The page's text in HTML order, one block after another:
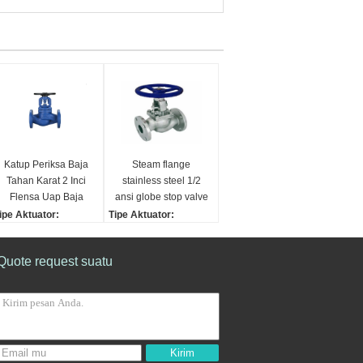
Katup Periksa Baja
Tahan Karat 2 Inci
Flensa Uap Baja
Tahan Karat 1/2 Ansi
Aktuator:
Terbelah
Bahan Disk:
Steam flange
stainless steel 1/2
ansi globe stop valve
Tipe Aktuator:
Tubuh Terbelah
Berulir
request suatu
Kirim